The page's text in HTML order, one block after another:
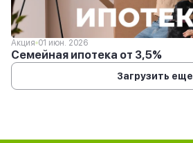
Акция 01 июн. 2026
Семейная ипотека от 3,5%
Загрузить еще